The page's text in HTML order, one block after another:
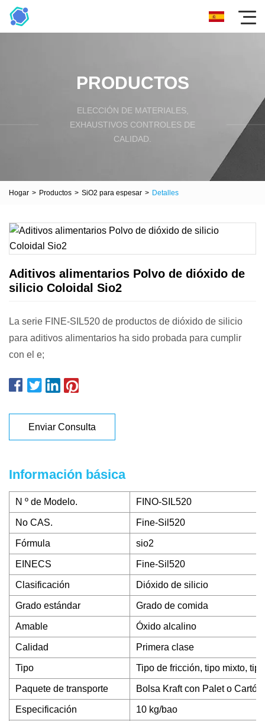
PRODUCTOS
ELECCIÓN DE MATERIALES,
EXHAUSTIVOS CONTROLES DE
CALIDAD.
Hogar > Productos > SiO2 para espesar > Detalles
Aditivos alimentarios Polvo de dióxido de
silicio Coloidal Sio2
La serie FINE-SIL520 de productos de dióxido de silicio
para aditivos alimentarios ha sido probada para cumplir
con el e;
Enviar Consulta
Información básica
N º de Modelo. FINO-SIL520
No CAS. Fine-Sil520
Fórmula sio2
EINECS Fine-Sil520
Clasificación Dióxido de silicio
Grado estándar Grado de comida
Amable Óxido alcalino
Calidad Primera clase
Tipo Tipo de fricción, tipo mixto,
Paquete de transporte Bolsa Kraft con Palet o Cartón
Especificación 10 kg/bao